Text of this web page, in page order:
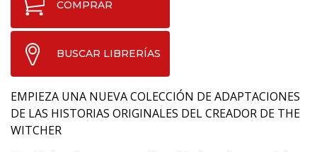
COMPRAR
BUSCAR LIBRERÍAS
EMPIEZA UNA NUEVA COLECCIÓN DE ADAPTACIONES
DE LAS HISTORIAS ORIGINALES DEL CREADOR DE THE
WITCHER